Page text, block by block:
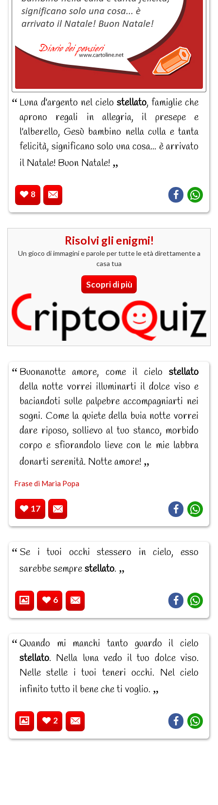
Luna d'argento nel cielo stellato, famiglie che
aprono regali in allegria, il presepe e
l'alberello, Gesù bambino nella culla e tanta
felicità, significano solo una cosa... è arrivato
il Natale! Buon Natale!
8
Risolvi gli enigmi!
Un gioco di immagini e parole per tutte le età direttamente a
casa tua
Scopri di più
Buonanotte amore, come il cielo stellato
della notte vorrei illuminarti il dolce viso e
baciandoti sulle palpebre accompagniarti nei
sogni. Come la quiete della buia notte vorrei
dare riposo, sollievo al tuo stanco, morbido
corpo e sfiorandolo lieve con le mie labbra
donarti serenità. Notte amore!
Frase di Maria Popa
17
Se i tuoi occhi stessero in cielo, esso
sarebbe semprestellato.
6
Quando mi manchi tanto guardo il cielo
stellato. Nella luna vedo il tuo dolce viso.
Nelle stelle i tuoi teneri occhi. Nel cielo
infinito tutto il bene che ti voglio.
2